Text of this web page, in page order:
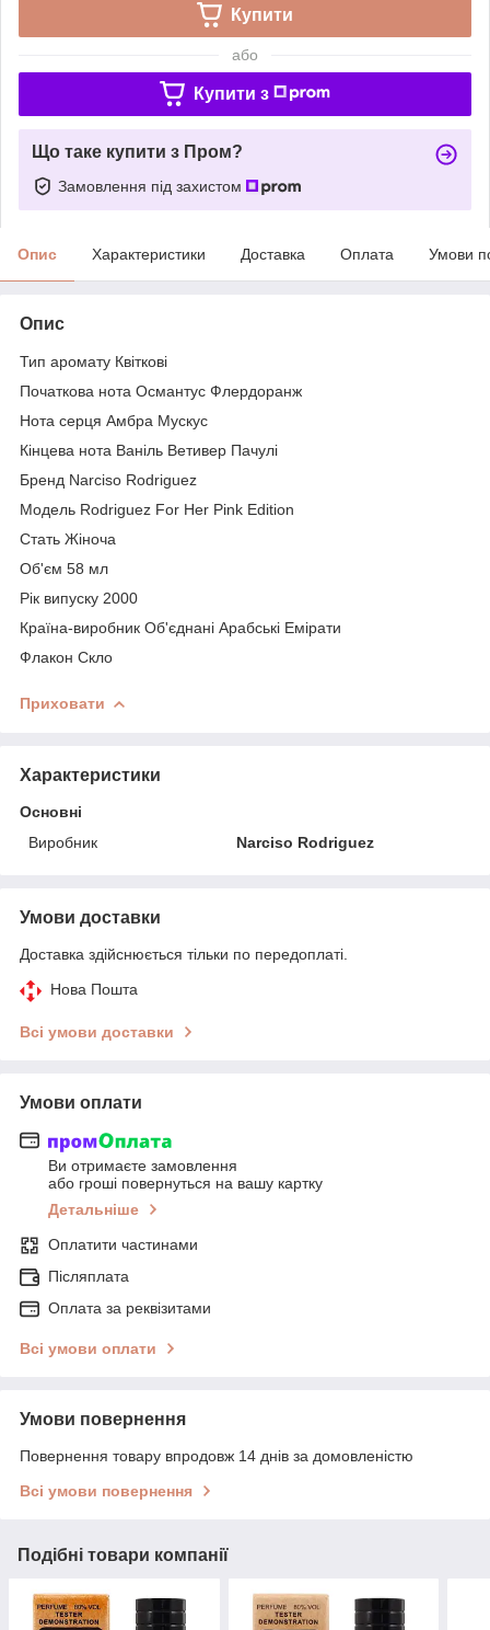
Купити
або
Купити з
Що таке купити з Пром?
Замовлення під захистом
Опис Характеристики Доставка Оплата Умови
Опис
Тип аромату Квіткові
Початкова нота Османтус Флердоранж
Нота серця Амбра Мускус
Кінцева нота Ваніль Ветивер Пачулі
Бренд Narciso Rodriguez
Модель Rodriguez For Her Pink Edition
Стать Жіноча
Об'єм 58 мл
Рік випуску 2000
Країна-виробник Об'єднані Арабські Емірати
Флакон Скло
Приховати
Характеристики
Основні
Виробник
Narciso Rodriguez
Умови доставки
Доставка здійснюється тільки по передоплаті.
Нова Пошта
Всі умови доставки
Умови оплати
Ви отримаєте замовлення
або гроші повернуться на вашу картку
Детальніше
Оплатити частинами
Післяплата
Оплата за реквізитами
Всі умови оплати
Умови повернення
Повернення товару впродовж 14 днів за домовленістю
Всі умови повернення
Подібні товари компанії